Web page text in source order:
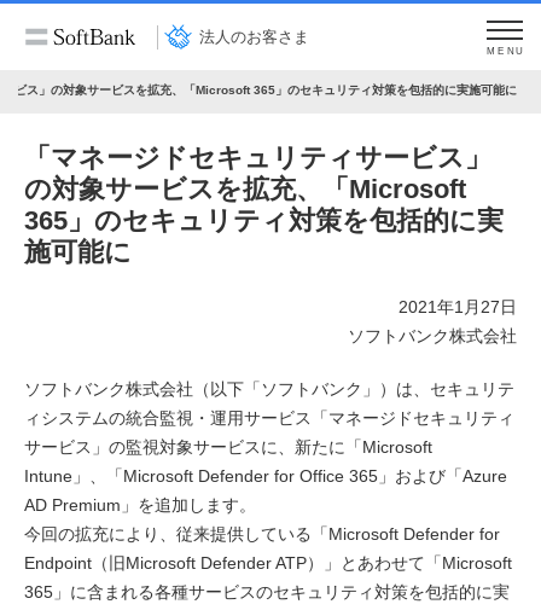
法人のお客さま
MENU
ビス」の対象サービスを拡充、「Microsoft 365」のセキュリティ対策を包括的に実施可能に
「マネージドセキュリティサービス」
の対象サービスを拡充、「Microsoft
365」のセキュリティ対策を包括的に実
施可能に
2021年1月27日
ソフトバンク株式会社
ソフトバンク株式会社（以下「ソフトバンク」）は、セキュリテ
ィシステムの統合監視・運用サービス「マネージドセキュリティ
サービス」の監視対象サービスに、新たに「Microsoft
Intune」、「Microsoft Defender for Office 365」および「Azure
AD Premium」を追加します。
今回の拡充により、従来提供している「Microsoft Defender for
Endpoint（旧Microsoft Defender ATP）」とあわせて「Microsoft
365」に含まれる各種サービスのセキュリティ対策を包括的に実